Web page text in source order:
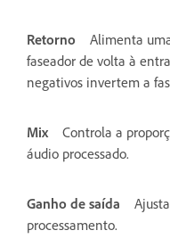
Retorno
Alimenta
faseador de volta à
negativos invertem a
Mix
Controla a
áudio processado.
Ganho de saída
processamento.